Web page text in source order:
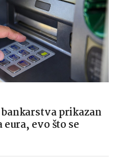
prikazan
evo što se